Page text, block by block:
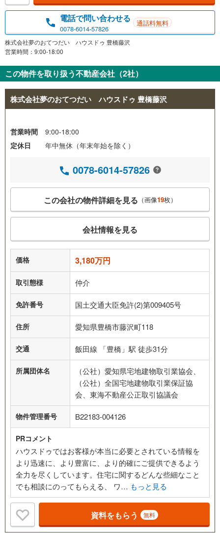
電話で問い合わせる
0078-6014-57826
通話料無料
株式会社夢のおてつだい ハウスドゥ 豊橋藤沢
営業時間：9:00-18:00
この物件を取り扱う不動産会社（2社）
株式会社夢のおてつだい ハウスドゥ 豊橋藤沢
営業時間
9:00-18:00
定休日
年中無休（年末年始を除く）
0078-6014-57826
この会社の物件詳細を見る （画像19枚）
会社情報を見る
価格 3,180万円
取引態様 仲介
免許番号 国土交通大臣免許(2)第009405号
住所 愛知県豊橋市藤沢町118
交通 飯田線 「豊橋」駅 徒歩31分
所属団体名
（公社）愛知県宅地建物取引業協会、
（公社）全国宅地建物取引業保証協
会、東海不動産公正取引協議会
物件管理番号 B22183-004126
PRコメント
ハウスドゥではお客様が本当に必要とされている情報を
より迅速に、より豊富に、より的確にご提供できるよう
全力を尽くしています。住宅に関するどんな些細なこと
でも相談にのってもらえる、 ワ… もっと見る
資料をもらう 無料